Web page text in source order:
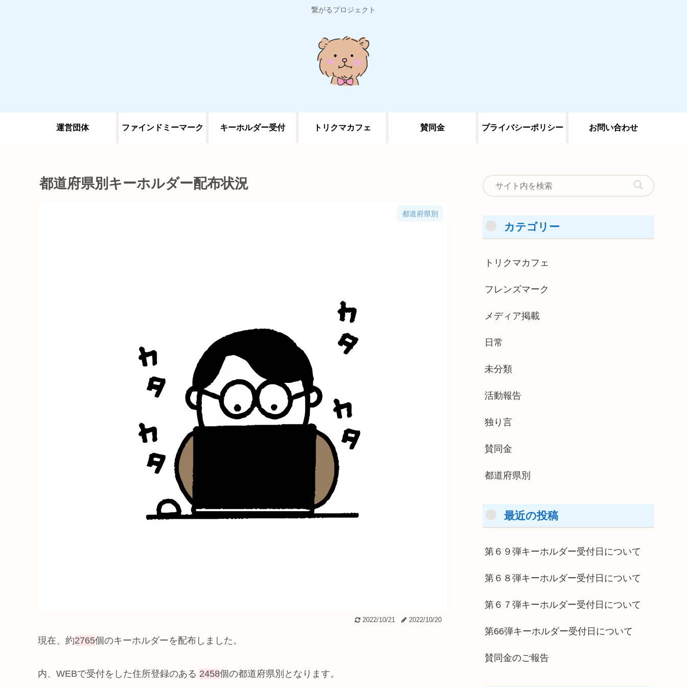
繋がるプロジェクト
運営団体 ファインドミーマーク キーホルダー受付 トリクマカフェ 賛同金 プライバシーポリシー お問い合わせ
都道府県別キーホルダー配布状況
都道府県別
2022/10/21 2022/10/20
現在、約2765個のキーホルダーを配布しました。
内、WEBで受付をした住所登録のある 2458個の都道府県別となります。
カテゴリー
トリクマカフェ
フレンズマーク
メディア掲載
日常
未分類
活動報告
独り言
賛同金
都道府県別
最近の投稿
第６９弾キーホルダー受付日について
第６８弾キーホルダー受付日について
第６７弾キーホルダー受付日について
第66弾キーホルダー受付日について
賛同金のご報告